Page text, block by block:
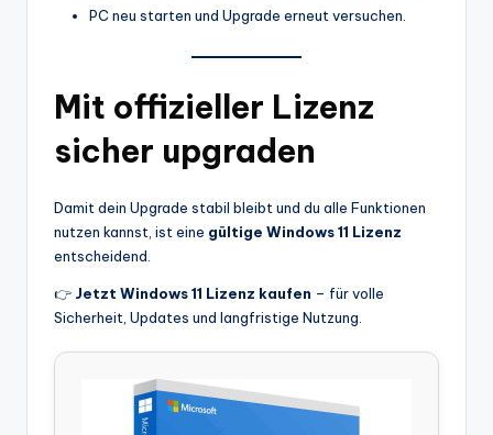
PC neu starten und Upgrade erneut versuchen.
Mit offizieller Lizenz
sicher upgraden
Damit dein Upgrade stabil bleibt und du alle Funktionen
nutzen kannst, ist eine gültige Windows 11 Lizenz
entscheidend.
👉 Jetzt Windows 11 Lizenz kaufen – für volle
Sicherheit, Updates und langfristige Nutzung.